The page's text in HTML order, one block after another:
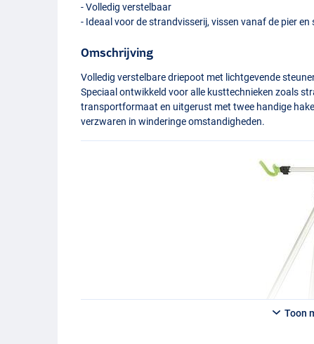
- Volledig verstelbaar
- Ideaal voor de strandvisserij, vissen vanaf de pier
Omschrijving
Volledig verstelbare driepoot met lichtgevende
Speciaal ontwikkeld voor alle kusttechnieken zoals
transportformaat en uitgerust met twee handige
verzwaren in winderinge omstandigheden.
Toon